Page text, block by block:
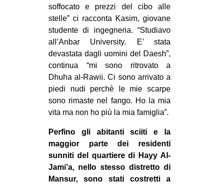
soffocato e prezzi del cibo alle
stelle” ci racconta Kasim, giovane
studente di ingegneria. “Studiavo
all’Anbar University. E’ stata
devastata dagli uomini del Daesh”,
continua “mi sono ritrovato a
Dhuha al-Rawii. Ci sono arrivato a
piedi nudi perchè le mie scarpe
sono rimaste nel fango. Ho la mia
vita ma non ho più la mia famiglia”.
Perfino gli abitanti sciiti e la
maggior parte dei residenti
sunniti del quartiere di Hayy Al-
Jami’a, nello stesso distretto di
Mansur, sono stati costretti a